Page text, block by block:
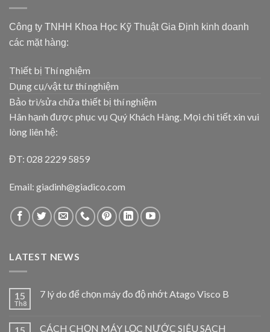
Công ty TNHH Khoa Học Kỹ Thuật Gia Định kinh doanh
các mặt hàng:
Thiết bị Thí nghiệm
Dụng cụ/vật tư thí nghiệm
Bảo trì/sửa chữa thiết bị thí nghiệm
Hân hạnh được phục vụ Quý Khách Hàng. Mọi chi tiết xin vui
lòng liên hệ:
ĐT: 028 2229 5859
Email: giadinh@giadico.com
LATEST NEWS
15
Th8
7 lý do để chọn máy đo độ nhớt Atago Visco B
CÁCH CHỌN MÁY LỌC NƯỚC SIÊU SẠCH